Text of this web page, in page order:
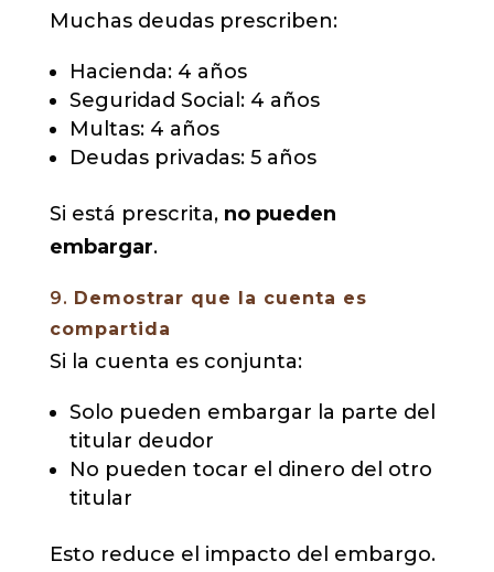
Muchas deudas prescriben:
Hacienda: 4 años
Seguridad Social: 4 años
Multas: 4 años
Deudas privadas: 5 años
Si está prescrita, no pueden
embargar.
9. Demostrar que la cuenta es
compartida
Si la cuenta es conjunta:
Solo pueden embargar la parte del
titular deudor
No pueden tocar el dinero del otro
titular
Esto reduce el impacto del embargo.